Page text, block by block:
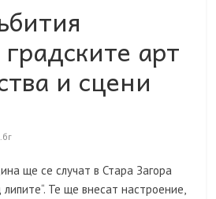
арт
и сцени
ще се случат в Стара Загора
Те ще внесат настроение,